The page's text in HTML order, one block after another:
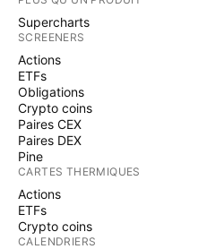
Supercharts
SCREENERS
Actions
ETFs
Obligations
Crypto coins
Paires CEX
Paires DEX
Pine
CARTES THERMIQUES
Actions
ETFs
Crypto coins
CALENDRIERS